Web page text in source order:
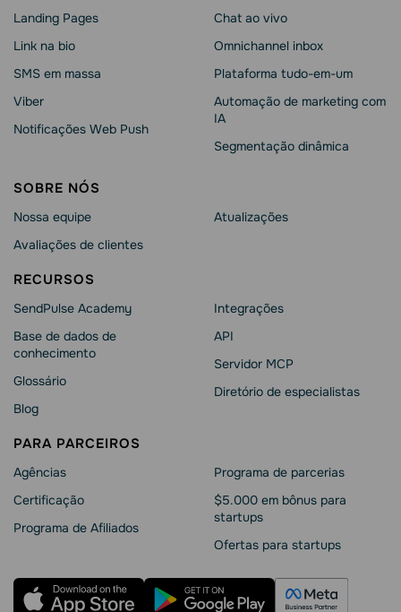
Landing Pages
Link na bio
SMS em massa
Viber
Notificações Web Push
Chat ao vivo
Omnichannel inbox
Plataforma tudo-em-um
Automação de marketing com
IA
Segmentação dinâmica
SOBRE NÓS
Nossa equipe
Avaliações de clientes
Atualizações
RECURSOS
SendPulse Academy
Base de dados de
conhecimento
Glossário
Blog
Integrações
API
Servidor MCP
Diretório de especialistas
PARA PARCEIROS
Agências
Сertificação
Programa de Afiliados
Programa de parcerias
$5.000 em bônus para
startups
Ofertas para startups